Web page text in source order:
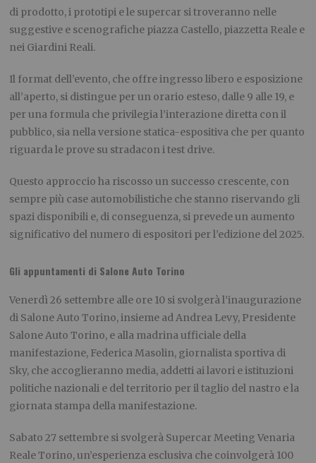
di prodotto, i prototipi e le supercar si troveranno nelle
suggestive e scenografiche piazza Castello, piazzetta Reale e
nei Giardini Reali.
Il format dell’evento, che offre ingresso libero e esposizione
all’aperto, si distingue per un orario esteso, dalle 9 alle 19, e
per una formula che privilegia l’interazione diretta con il
pubblico, sia nella versione statica-espositiva che per quanto
riguarda le prove su stradacon i test drive.
Questo approccio ha riscosso un successo crescente, con
sempre più case automobilistiche che stanno riservando gli
spazi disponibili e, di conseguenza, si prevede un aumento
significativo del numero di espositori per l’edizione del 2025.
Gli appuntamenti di Salone Auto Torino
Venerdì 26 settembre alle ore 10 si svolgerà l’inaugurazione
di Salone Auto Torino, insieme ad Andrea Levy, Presidente
Salone Auto Torino, e alla madrina ufficiale della
manifestazione, Federica Masolin, giornalista sportiva di
Sky, che accoglieranno media, addetti ai lavori e istituzioni
politiche nazionali e del territorio per il taglio del nastro e la
giornata stampa della manifestazione.
Sabato 27 settembre si svolgerà Supercar Meeting Venaria
Reale Torino, un’esperienza esclusiva che coinvolgerà 100